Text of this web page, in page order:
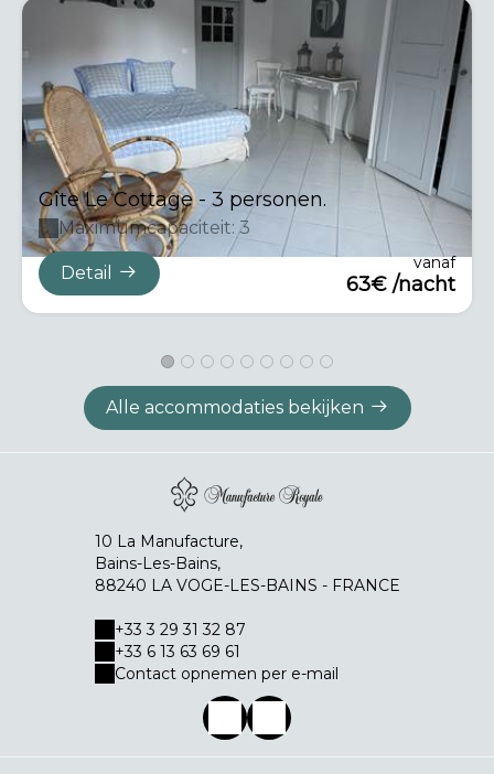
Gîte Le Cottage - 3 personen.
Maximumcapaciteit: 3
Detail
vanaf
63€ /nacht
Alle accommodaties bekijken
10 La Manufacture,
Bains-Les-Bains,
88240 LA VOGE-LES-BAINS - FRANCE
+33 3 29 31 32 87
+33 6 13 63 69 61
Contact opnemen per e-mail